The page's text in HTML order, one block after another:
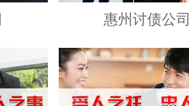
惠州讨债公